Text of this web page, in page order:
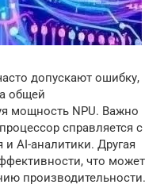
допускают ошибку,
общей
мощность NPU. Важно
справляется с
AI-аналитики. Другая
что может
производительности.